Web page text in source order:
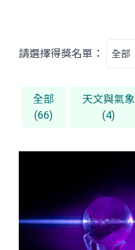
請選擇得獎名單：
全部
(66)
天文與氣象
(4)